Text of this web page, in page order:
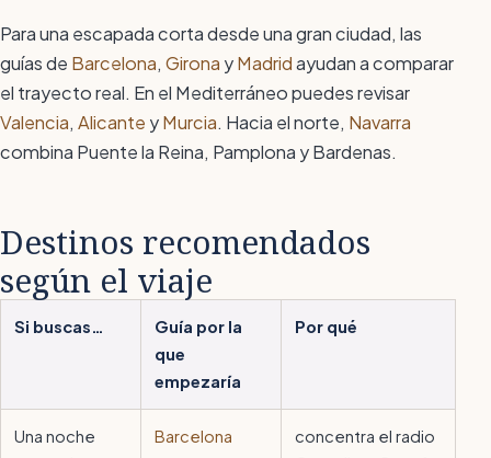
Para una escapada corta desde una gran ciudad, las
guías de Barcelona, Girona yMadridayudan a comparar
el trayecto real. En el Mediterráneo puedes revisar
Valencia, Alicante yMurcia. Hacia el norte, Navarra
combina Puente la Reina, Pamplona y Bardenas.
Destinos recomendados
según el viaje
Si buscas…
Guía por la
que
empezaría
Por qué
Una noche
Barcelona
concentra el radio